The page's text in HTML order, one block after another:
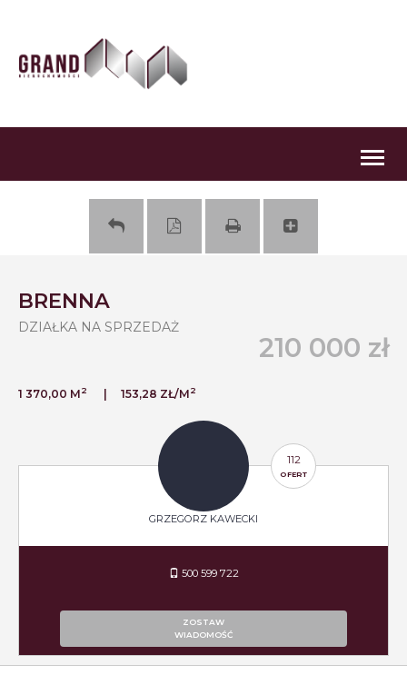
BRENNA
DZIAŁKA NA SPRZEDAŻ
1 370,00 M2 153,28 ZŁ/M2
210 000 zł
112
OFERT
GRZEGORZ KAWECKI
500 599 722
ZOSTAW
WIADOMOŚĆ